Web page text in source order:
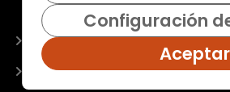
OFERTAS
EMPRESAS
Configuración
Aceptar